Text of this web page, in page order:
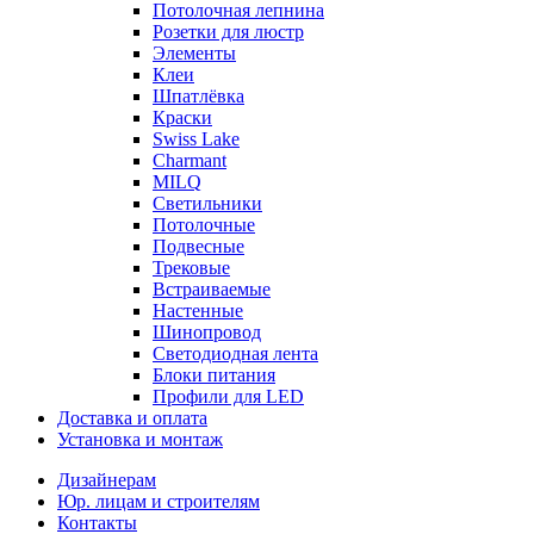
Потолочная лепнина
Розетки для люстр
Элементы
Клеи
Шпатлёвка
Краски
Swiss Lake
Charmant
MILQ
Светильники
Потолочные
Подвесные
Трековые
Встраиваемые
Настенные
Шинопровод
Светодиодная лента
Блоки питания
Профили для LED
Доставка и оплата
Установка и монтаж
Дизайнерам
Юр. лицам и строителям
Контакты